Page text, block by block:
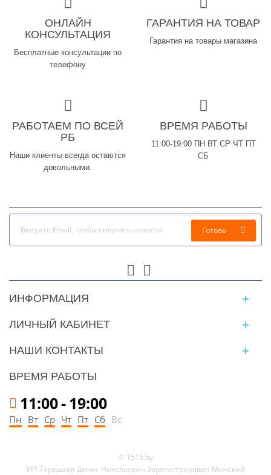
ОНЛАЙН
КОНСУЛЬТАЦИЯ
Бесплатные консультации по
телефону
ГАРАНТИЯ НА ТОВАР
Гарантия на товары магазина
РАБОТАЕМ ПО ВСЕЙ
РБ
Наши клиенты всегда остаются
довольными.
ВРЕМЯ РАБОТЫ
11:00-19:00 ПН ВТ СР ЧТ ПТ
СБ
Готово
ИНФОРМАЦИЯ
ЛИЧНЫЙ КАБИНЕТ
НАШИ КОНТАКТЫ
ВРЕМЯ РАБОТЫ
11:00-19:00
Пн Вт Ср Чт Пт Сб Вс
© 1515.by
ИП Терешков Денис Николаевич Зарегистрирован Минский